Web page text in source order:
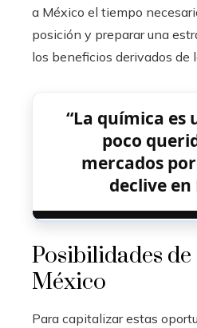
a México el tiempo
posición y preparar una
los beneficios derivados de
“La química es
poco
mercados
declive en
Posibilidades
México
Para capitalizar estas